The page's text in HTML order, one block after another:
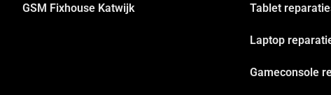
GSM Fixhouse Katwijk Tablet
Laptop
Gameconsole